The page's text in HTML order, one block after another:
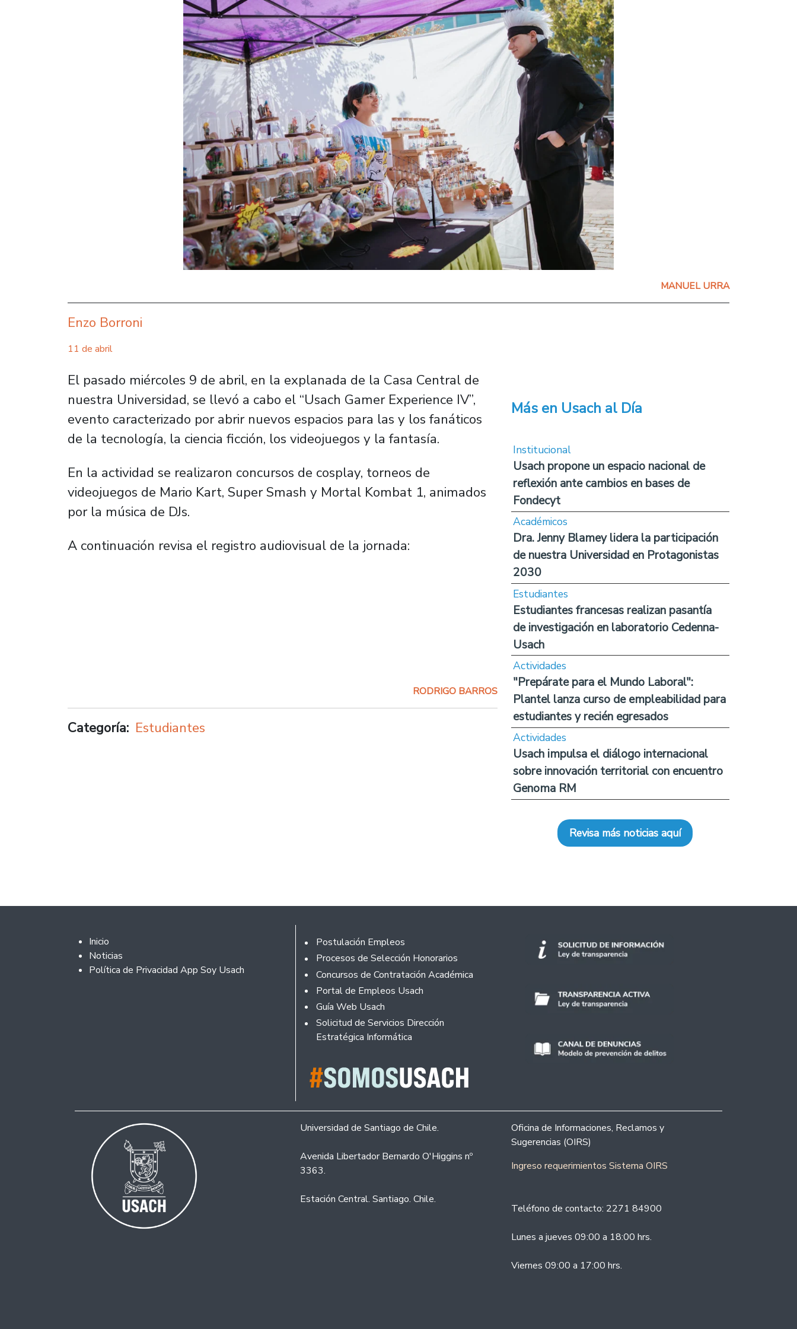
MANUEL URRA
Enzo Borroni
11 de abril
El pasado miércoles 9 de abril, en la explanada de la Casa Central de
nuestra Universidad, se llevó a cabo el “Usach Gamer Experience IV”,
evento caracterizado por abrir nuevos espacios para las y los fanáticos
de la tecnología, la ciencia ficción, los videojuegos y la fantasía.
En la actividad se realizaron concursos de cosplay, torneos de
videojuegos de Mario Kart, Super Smash y Mortal Kombat 1, animados
por la música de DJs.
A continuación revisa el registro audiovisual de la jornada:
RODRIGO BARROS
Categoría Estudiantes
Más en Usach al Día
Institucional
Usach propone un espacio nacional de
reflexión ante cambios en bases de
Fondecyt
Académicos
Dra. Jenny Blamey lidera la participación
de nuestra Universidad en Protagonistas
2030
Estudiantes
Estudiantes francesas realizan pasantía
de investigación en laboratorio Cedenna-
Usach
Actividades
"Prepárate para el Mundo Laboral":
Plantel lanza curso de empleabilidad para
estudiantes y recién egresados
Actividades
Usach impulsa el diálogo internacional
sobre innovación territorial con encuentro
Genoma RM
Revisa más noticias aquí
Footer 2
Inicio
Noticias
Política de Privacidad App Soy Usach
Footer
Postulación Empleos
Procesos de Selección Honorarios
Concursos de Contratación Académica
Portal de Empleos Usach
Guía Web Usach
Solicitud de Servicios Dirección
Estratégica Informática
Universidad de Santiago de Chile.
Avenida Libertador Bernardo O'Higgins nº
3363.
Estación Central. Santiago. Chile.
Oficina de Informaciones, Reclamos y
Sugerencias (OIRS)
Ingreso requerimientos Sistema OIRS
Teléfono de contacto: 2271 84900
Lunes a jueves 09:00 a 18:00 hrs.
Viernes 09:00 a 17:00 hrs.